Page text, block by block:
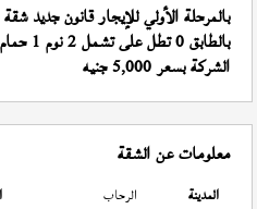
بالمرحلة الأولي للإيجار قانون جديد شقة
بالطابق 0 تطل على تشمل 2 نوم 1 حمام 0 بلكونة النموذج (
الشركة بسعر 5,000 جنيه
معلومات عن الشقة
المدينة الرحاب